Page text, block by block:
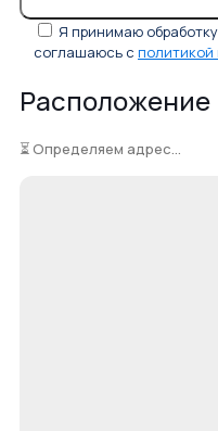
Я принимаю обработку
соглашаюсь с
Расположение
⏳ Определяем адрес...